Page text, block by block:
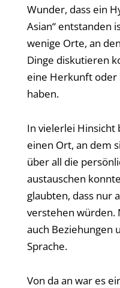
Wunder, dass ein
Asian“ entstanden
wenige Orte, an
Dinge diskutieren
eine Herkunft
haben.
In vielerlei Hinsicht
einen Ort, an dem
über all die
austauschen
glaubten, dass nur
verstehen würden.
auch Beziehungen
Sprache.
Von da an war es